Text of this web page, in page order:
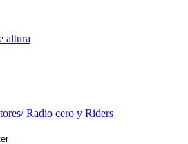
altura
Radio cero y Riders